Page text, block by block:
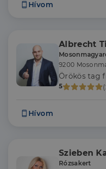
Hívom
Albrecht
9200
Örökös tag
5
Hívom
Szieben
Rózsakert